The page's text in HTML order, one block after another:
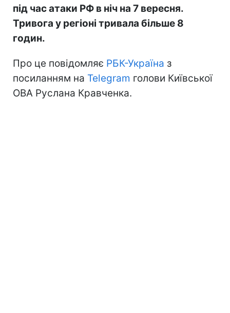
під час атаки РФ в ніч на 7 вересня.
Тривога у регіоні тривала більше 8
годин.
Про це повідомляє РБК-Україна з
посиланням на Telegram голови Київської
ОВА Руслана Кравченка.